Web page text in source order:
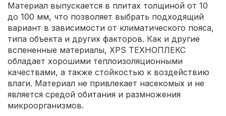
Материал выпускается в плитах толщиной от 10
до 100 мм, что позволяет выбрать подходящий
вариант в зависимости от климатического пояса,
типа объекта и других факторов. Как и другие
вспененные материалы, XPS ТЕХНОПЛЕКС
обладает хорошими теплоизоляционными
качествами, а также стойкостью к воздействию
влаги. Материал не привлекает насекомых и не
является средой обитания и размножения
микроорганизмов.